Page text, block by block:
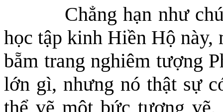
Chẳng hạn như
học tập kinh Hiền Hộ này,
bẵm trang nghiêm tượng
lớn gì, nhưng nó thật sự
thể vẽ một bức tượng